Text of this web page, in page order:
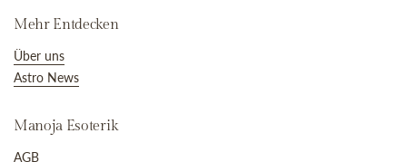
Mehr Entdecken
Über uns
Astro News
Manoja Esoterik
AGB